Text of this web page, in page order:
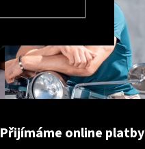
Přijímáme online platby